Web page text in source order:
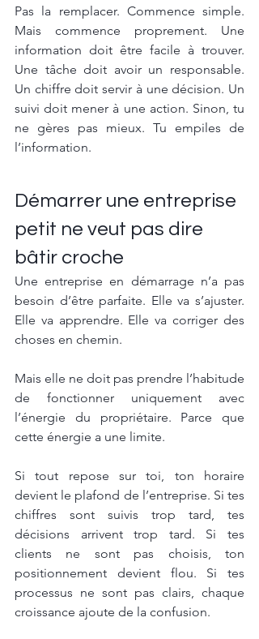
Pas la remplacer. Commence simple.
Mais commence proprement. Une
information doit être facile à trouver.
Une tâche doit avoir un responsable.
Un chiffre doit servir à une décision. Un
suivi doit mener à une action. Sinon, tu
ne gères pas mieux. Tu empiles de
l’information.
Démarrer une entreprise
petit ne veut pas dire
bâtir croche
Une entreprise en démarrage n’a pas
besoin d’être parfaite. Elle va s’ajuster.
Elle va apprendre. Elle va corriger des
choses en chemin.
Mais elle ne doit pas prendre l’habitude
de fonctionner uniquement avec
l’énergie du propriétaire. Parce que
cette énergie a une limite.
Si tout repose sur toi, ton horaire
devient le plafond de l’entreprise. Si tes
chiffres sont suivis trop tard, tes
décisions arrivent trop tard. Si tes
clients ne sont pas choisis, ton
positionnement devient flou. Si tes
processus ne sont pas clairs, chaque
croissance ajoute de la confusion.